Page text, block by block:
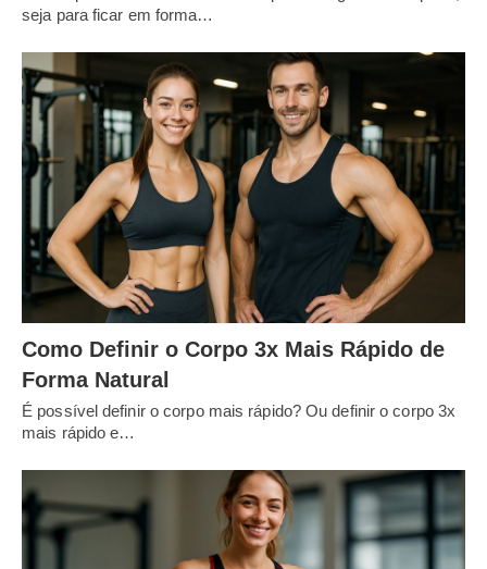
seja para ficar em forma…
Como Definir o Corpo 3x Mais Rápido de
Forma Natural
É possível definir o corpo mais rápido? Ou definir o corpo 3x
mais rápido e…